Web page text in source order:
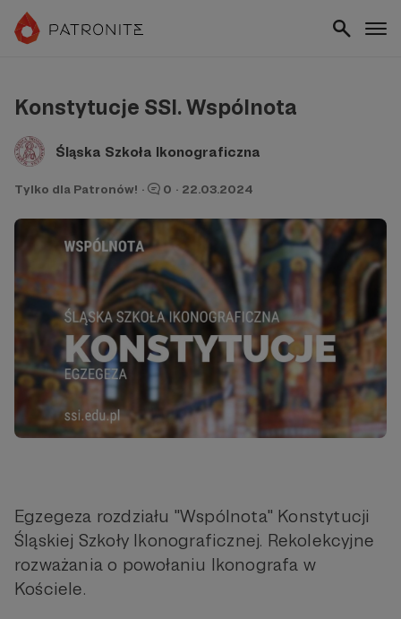
Konstytucje SSI. Wspólnota
Śląska Szkoła Ikonograficzna
Tylko dla Patronów! · 0 · 22.03.2024
Egzegeza rozdziału "Wspólnota" Konstytucji
Śląskiej Szkoły Ikonograficznej. Rekolekcyjne
rozważania o powołaniu Ikonografa w
Kościele.